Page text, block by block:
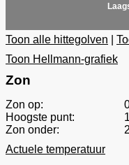
Toon alle hittegolven
Toon Hellmann-grafiek
Zon
Zon op:
Hoogste punt:
Zon onder:
Actuele temperatuur